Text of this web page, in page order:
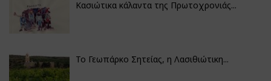
Κασιώτικα κάλαντα της Πρωτοχρονιάς...
Το Γεωπάρκο Σητείας, η Λασιθιώτικη...